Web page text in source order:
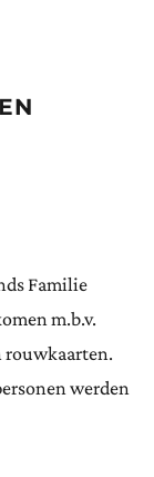
Familie
m.b.v.
rouwkaarten.
werden